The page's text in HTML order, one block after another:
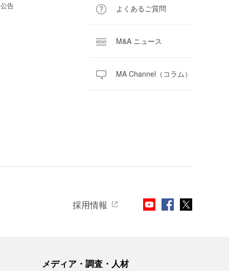
告
よくあるご質問
M&A ニュース
MA Channel（コラム）
採用情報
メディア・調査・人材